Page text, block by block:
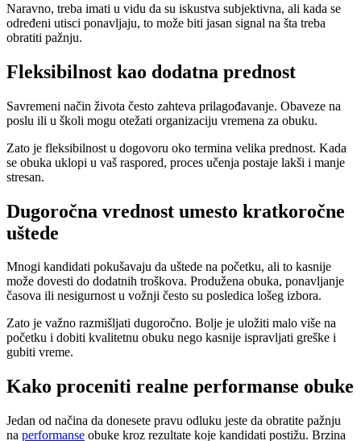
Naravno, treba imati u vidu da su iskustva subjektivna, ali kada se
određeni utisci ponavljaju, to može biti jasan signal na šta treba
obratiti pažnju.
Fleksibilnost kao dodatna prednost
Savremeni način života često zahteva prilagođavanje. Obaveze na
poslu ili u školi mogu otežati organizaciju vremena za obuku.
Zato je fleksibilnost u dogovoru oko termina velika prednost. Kada
se obuka uklopi u vaš raspored, proces učenja postaje lakši i manje
stresan.
Dugoročna vrednost umesto kratkoročne
uštede
Mnogi kandidati pokušavaju da uštede na početku, ali to kasnije
može dovesti do dodatnih troškova. Produžena obuka, ponavljanje
časova ili nesigurnost u vožnji često su posledica lošeg izbora.
Zato je važno razmišljati dugoročno. Bolje je uložiti malo više na
početku i dobiti kvalitetnu obuku nego kasnije ispravljati greške i
gubiti vreme.
Kako proceniti realne performanse obuke
Jedan od načina da donesete pravu odluku jeste da obratite pažnju
na performanse obuke kroz rezultate koje kandidati postižu. Brzina